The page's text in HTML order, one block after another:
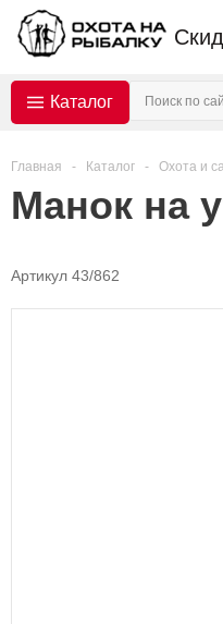
Каталог
Главная - Каталог - Охота и
Манок на
Артикул 43/862